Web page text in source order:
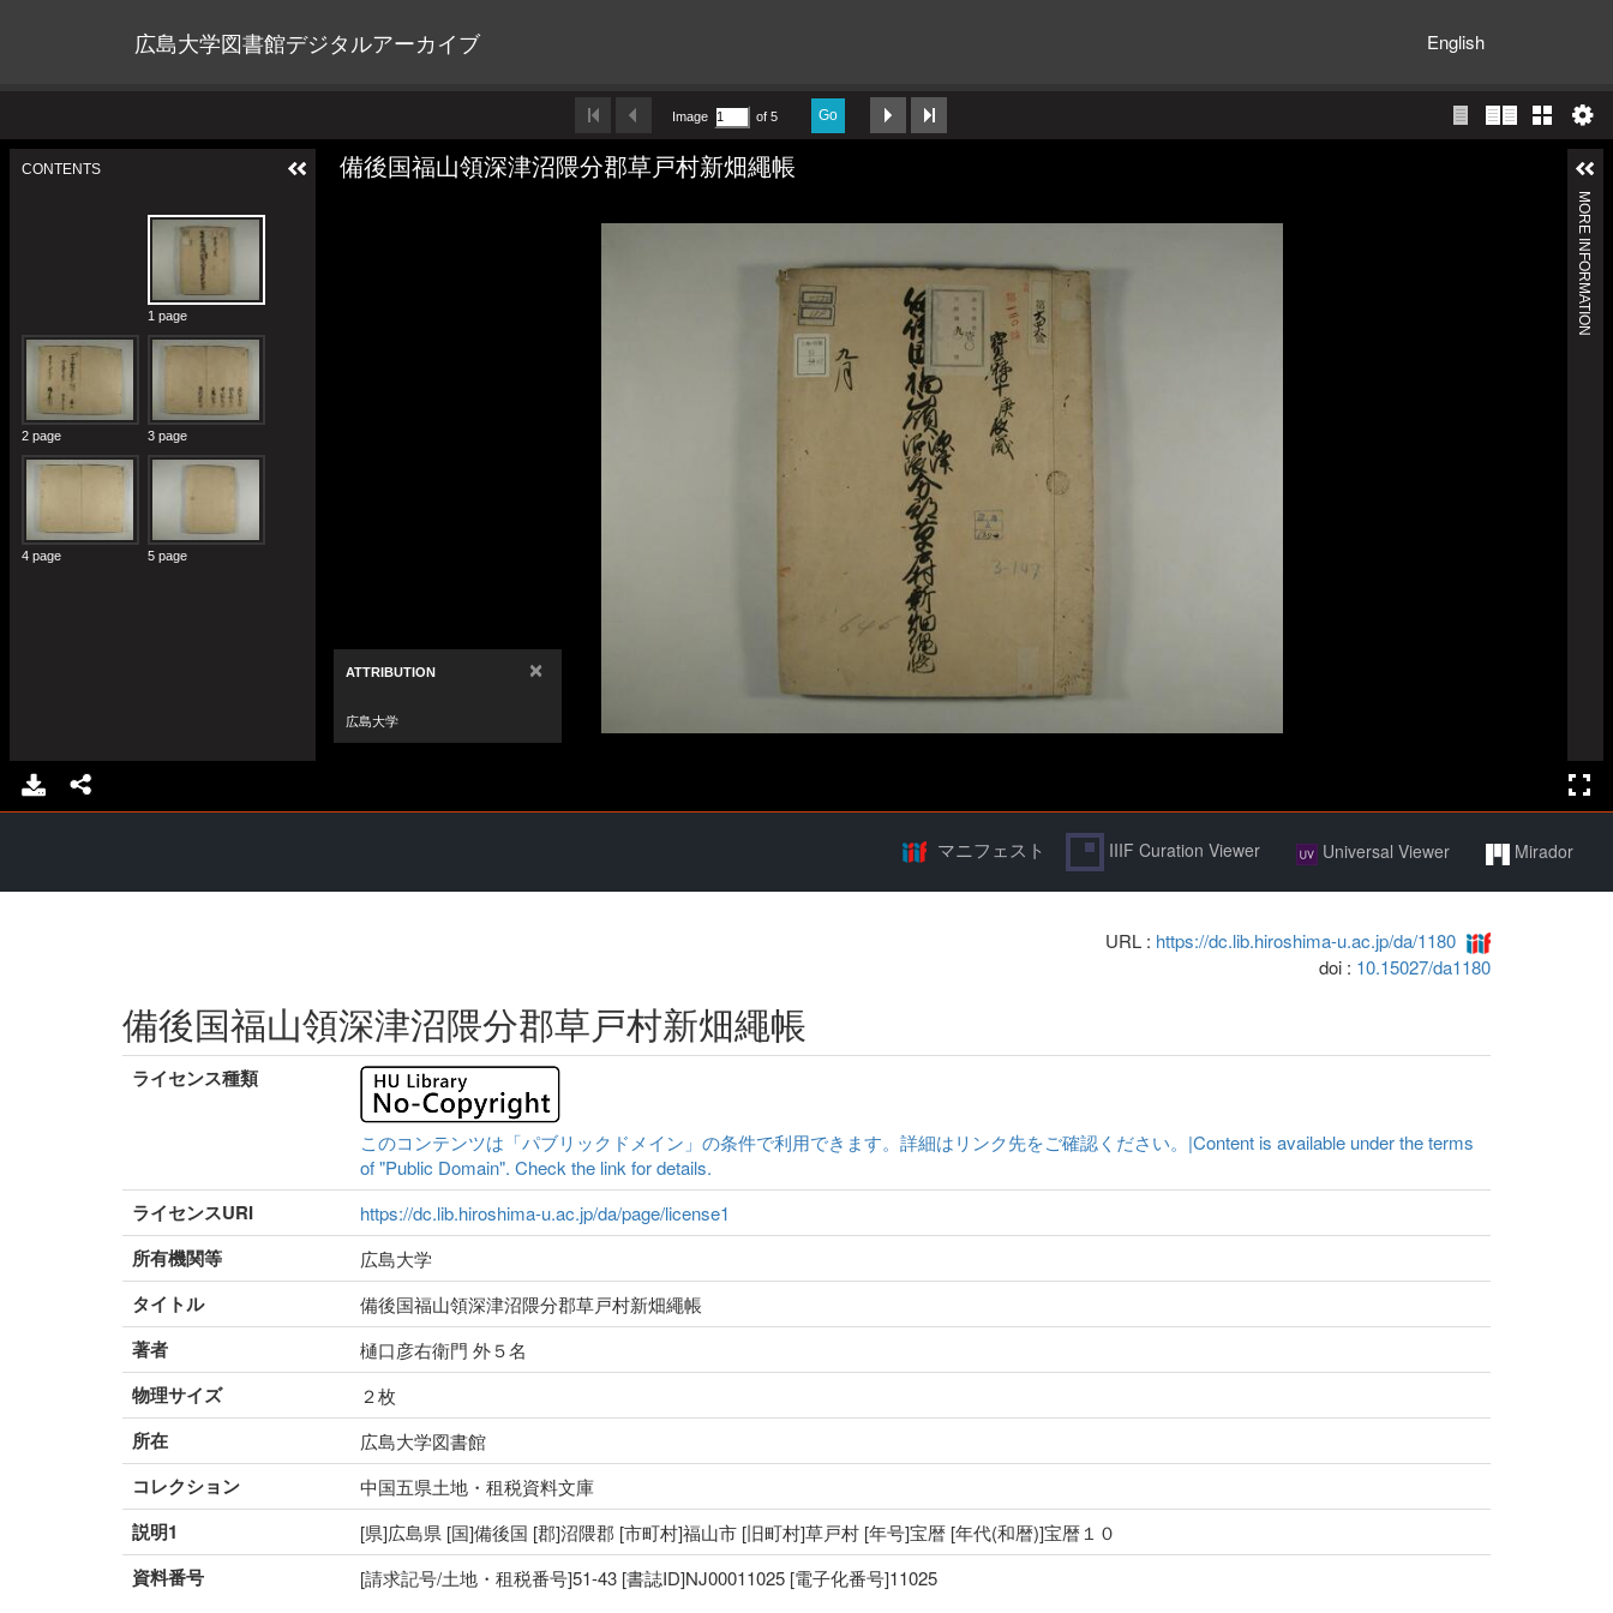
広島大学図書館デジタルアーカイブ English
マニフェスト IIIF Curation Viewer Universal Viewer Mirador
URL : https://dc.lib.hiroshima-u.ac.jp/da/1180
doi : 10.15027/da1180
備後国福山領深津沼隈分郡草戸村新畑繩帳
ライセンス種類
このコンテンツは「パブリックドメイン」の条件で利用できます。詳細はリンク先をご確認ください。|Content is available under the terms
of "Public Domain". Check the link for details.
ライセンスURI https://dc.lib.hiroshima-u.ac.jp/da/page/license1
所有機関等 広島大学
タイトル 備後国福山領深津沼隈分郡草戸村新畑繩帳
著者 樋口彦右衛門 外５名
物理サイズ ２枚
所在 広島大学図書館
コレクション 中国五県土地・租税資料文庫
説明1 [県]広島県 [国]備後国 [郡]沼隈郡 [市町村]福山市 [旧町村]草戸村 [年号]宝暦 [年代(和暦)]宝暦１０
資料番号 [請求記号/土地・租税番号]51-43 [書誌ID]NJ00011025 [電子化番号]11025